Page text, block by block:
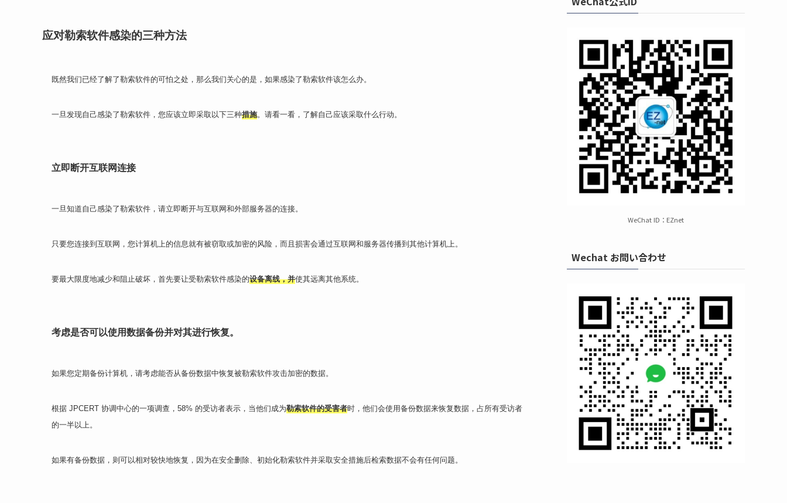
应对勒索软件感染的三种方法
既然我们已经了解了勒索软件的可怕之处，那么我们关心的是，如果感染了勒索软件该怎么办。
一旦发现自己感染了勒索软件，您应该立即采取以下三种措施。请看一看，了解自己应该采取什么行动。
立即断开互联网连接
一旦知道自己感染了勒索软件，请立即断开与互联网和外部服务器的连接。
只要您连接到互联网，您计算机上的信息就有被窃取或加密的风险，而且损害会通过互联网和服务器传播到其他计算机上。
要最大限度地减少和阻止破坏，首先要让受勒索软件感染的设备离线，并使其远离其他系统。
考虑是否可以使用数据备份并对其进行恢复。
如果您定期备份计算机，请考虑能否从备份数据中恢复被勒索软件攻击加密的数据。
根据 JPCERT 协调中心的一项调查，58% 的受访者表示，当他们成为勒索软件的受害者时，他们会使用备份数据来恢复数据，占所有受访者
的一半以上。
如果有备份数据，则可以相对较快地恢复，因为在安全删除、初始化勒索软件并采取安全措施后检索数据不会有任何问题。
WeChat ID：EZnet
Wechat お問い合わせ